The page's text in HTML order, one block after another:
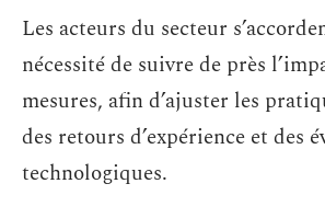
Les acteurs du secteur
nécessité de suivre de près
mesures, afin d’ajuster les
des retours d’expérience et des
technologiques.